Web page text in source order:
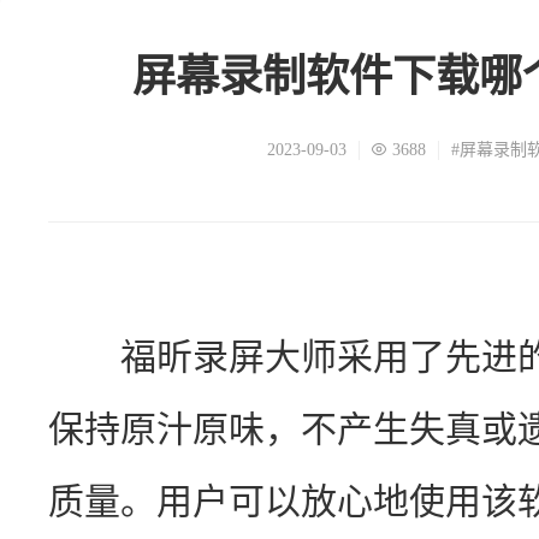
屏幕录制软件下载
2023-09-03 3688 #屏幕录制
福昕录屏大师采用了先进
保持原汁原味，不产生失真或
质量。用户可以放心地使用该